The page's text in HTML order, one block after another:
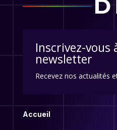
Inscrivez-vous
newsletter
Recevez nos actualités
Accueil